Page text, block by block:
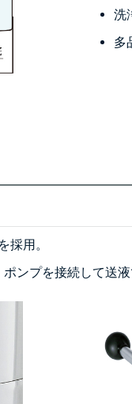
洗
多
を採用。
ンプを接続して送液